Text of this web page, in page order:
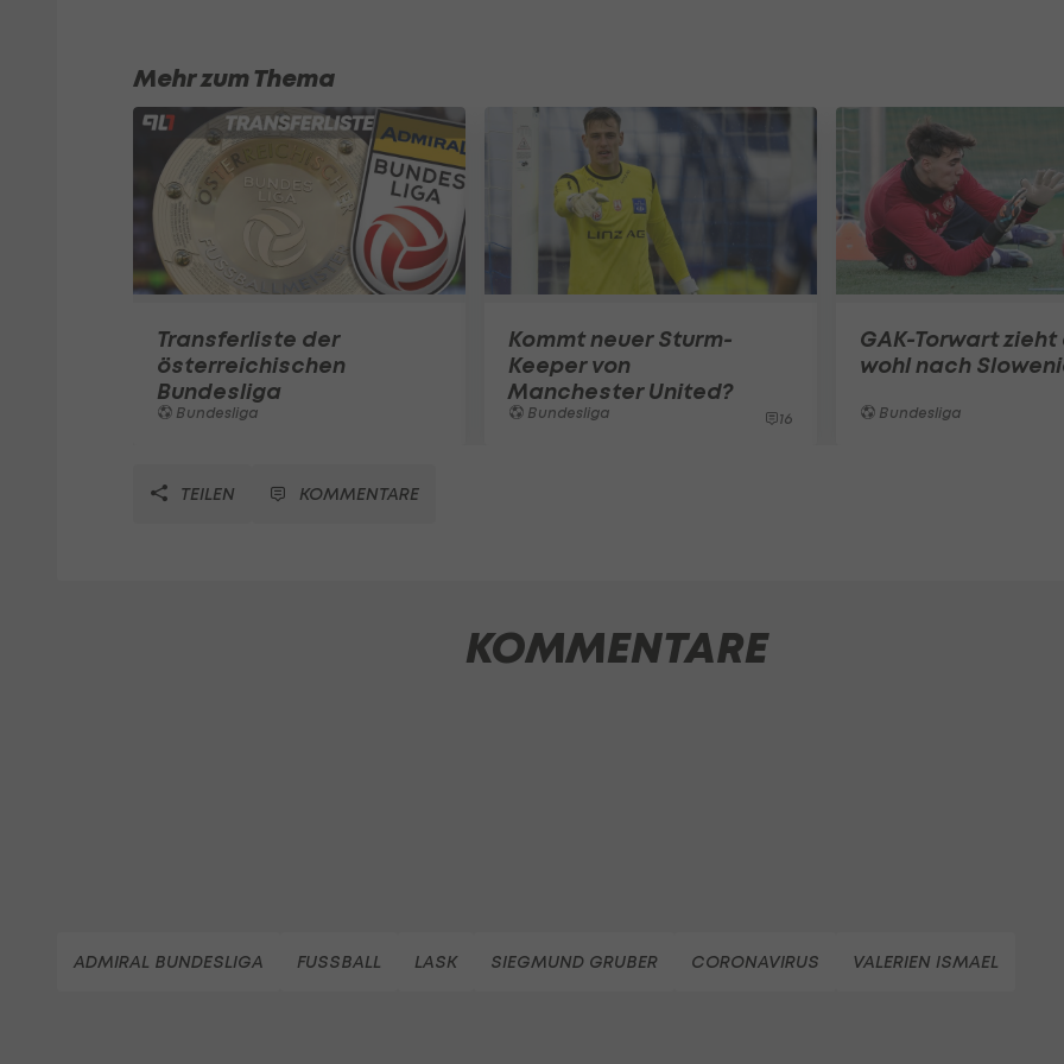
Mehr zum Thema
Transferliste der
österreichischen
Bundesliga
Bundesliga
Kommt neuer Sturm-
Keeper von
Manchester United?
Bundesliga 16
GAK-Torwart zieht
wohl nach
Bundesliga
TEILEN KOMMENTARE
KOMMENTARE
ADMIRAL BUNDESLIGA FUSSBALL LASK SIEGMUND GRUBER CORONAVIRUS VALERIEN ISMAEL